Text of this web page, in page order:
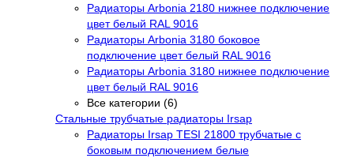
Радиаторы Arbonia 2180 нижнее подключение
цвет белый RAL 9016
Радиаторы Arbonia 3180 боковое
подключение цвет белый RAL 9016
Радиаторы Arbonia 3180 нижнее подключение
цвет белый RAL 9016
Все категории (6)
Стальные трубчатые радиаторы Irsap
Радиаторы Irsap TESI 21800 трубчатые с
боковым подключением белые